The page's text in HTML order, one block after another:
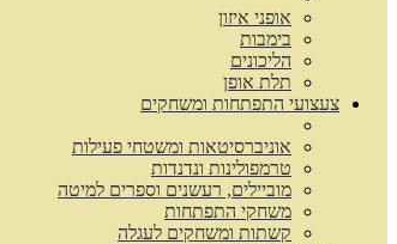
אופני איזון
בימבות
הליכונים
תלת אופן
צעצועי התפתחות ומשחקים
אוניברסיטאות ומשטחי פעילות
טרמפולינות ונדנדות
מוביילים, רעשנים וספרים למיטה
משחקי התפתחות
קשתות ומשחקים לעגלה